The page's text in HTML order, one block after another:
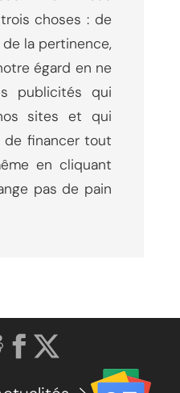
choses : de
la pertinence,
égard en ne
publicités qui
sites et qui
financer tout
en cliquant
pas de pain